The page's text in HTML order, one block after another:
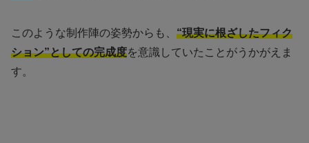
このような制作陣の姿勢からも、 “現実に根ざしたフィク
ション”としての完成度を意識していたことがうかがえま
す。